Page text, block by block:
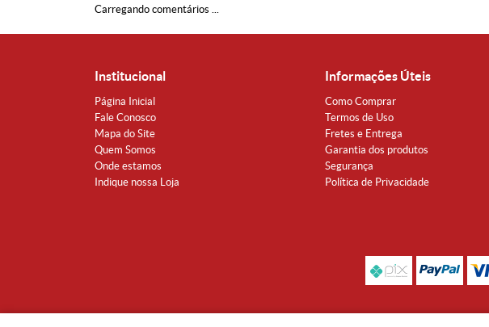
Carregando comentários ...
Institucional
Página Inicial
Fale Conosco
Mapa do Site
Quem Somos
Onde estamos
Indique nossa Loja
Informações Úteis
Como Comprar
Termos de Uso
Fretes e Entrega
Garantia dos produtos
Segurança
Política de Privacidade